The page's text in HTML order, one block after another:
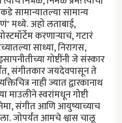
सामान्यातल्या सामान्य
मध्ये. अहो लताबाई,
करणार्‍याचं, गटारं
साध्या, निरागस,
गोष्टींनी जे संस्कार
संगीतकार जयदेवपासून ते
नाही ज्यात द्वारकानाथ
स्वरांमधून गोष्टी
संगीत आणि आयुष्याच्याच
जोपर्यंत आमचे श्वास चालू